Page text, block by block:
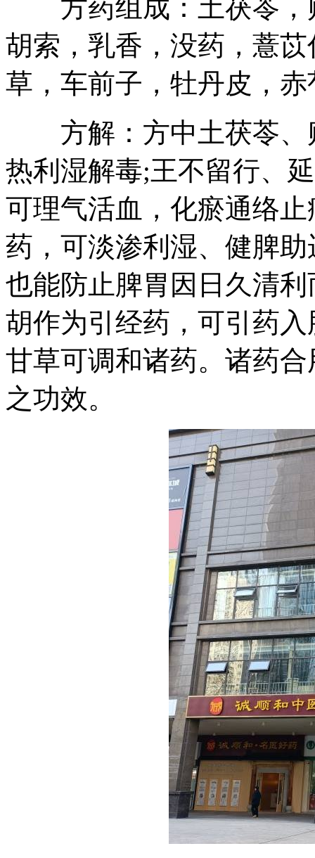
方药组成：土茯苓，
胡索，乳香，没药，薏
草，车前子，牡丹皮，
方解：方中土茯苓、
热利湿解毒;王不留行、
可理气活血，化瘀通络
药，可淡渗利湿、健脾
也能防止脾胃因日久清
胡作为引经药，可引药
甘草可调和诸药。诸药
之功效。